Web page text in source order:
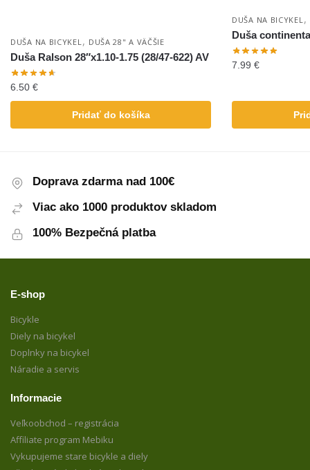
DUŠA NA BICYKEL , DUŠA 28" A VÄČŠIE
Duša Ralson 28″x1.10-1.75 (28/47-622) AV
6.50 €
Pridať do košíka
DUŠA NA BICYKEL,
Duša
7.99 €
Doprava zdarma nad 100€
Viac ako 1000 produktov skladom
100% Bezpečná platba
E-shop
Bicykle
Diely na bicykel
Doplnky na bicykel
Náradie a servis
Informacie
Veľkoobchod – registrácia
Affiliate program Mebiku
Vykupujeme stare bicykle a diely